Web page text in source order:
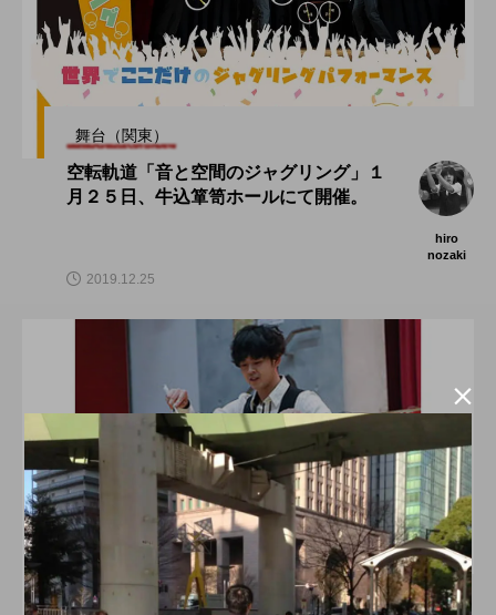
舞台（関東）
空転軌道「音と空間のジャグリング」１
月２５日、牛込箪笥ホールにて開催。
hiro
nozaki
2019.12.25
大会（中部）
